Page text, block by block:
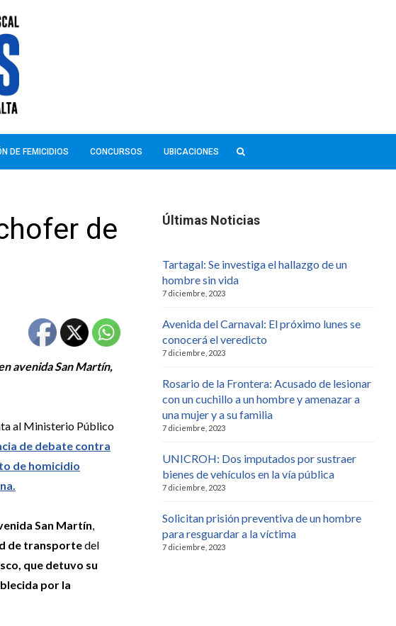
DE FEMICIDIOS CONCURSOS UBICACIONES
de
avenida San Martín,
al Ministerio Público
de debate contra
de homicidio
San Martín
de transportedel
que detuvo su
por la
Últimas Noticias
Tartagal: Se investiga el hallazgo de un
hombre sin vida
7 diciembre, 2023
Avenida del Carnaval: El próximo lunes se
conocerá el veredicto
7 diciembre, 2023
Rosario de la Frontera: Acusado de lesionar
con un cuchillo a un hombre y amenazar a
una mujer y a su familia
7 diciembre, 2023
UNICROH: Dos imputados por sustraer
bienes de vehículos en la vía pública
7 diciembre, 2023
Solicitan prisión preventiva de un hombre
para resguardar a la víctima
7 diciembre, 2023